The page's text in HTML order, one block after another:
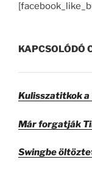
KAPCSOLÓDÓ
Kulisszatitkok
Már forgatják
Swingbe